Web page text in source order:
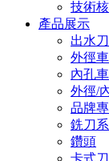
技術
產品展示
出水
外徑
內孔
外徑/
品牌
銑刀系
鑽頭
卡式